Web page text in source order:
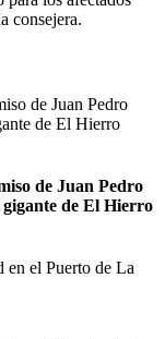
consejera.
de Juan Pedro
de El Hierro